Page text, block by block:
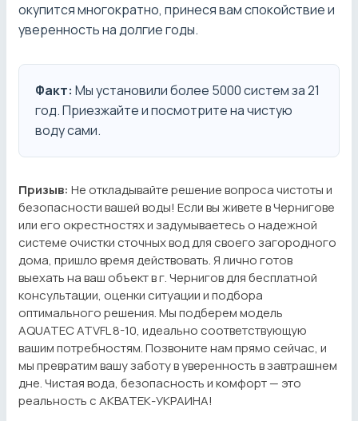
окупится многократно, принеся вам спокойствие и
уверенность на долгие годы.
Факт: Мы установили более 5000 систем за 21
год. Приезжайте и посмотрите на чистую
воду сами.
Призыв: Не откладывайте решение вопроса чистоты и
безопасности вашей воды! Если вы живете в Чернигове
или его окрестностях и задумываетесь о надежной
системе очистки сточных вод для своего загородного
дома, пришло время действовать. Я лично готов
выехать на ваш объект в г. Чернигов для бесплатной
консультации, оценки ситуации и подбора
оптимального решения. Мы подберем модель
AQUATEC ATVFL 8-10, идеально соответствующую
вашим потребностям. Позвоните нам прямо сейчас, и
мы превратим вашу заботу в уверенность в завтрашнем
дне. Чистая вода, безопасность и комфорт — это
реальность с АКВАТЕК-УКРАИНА!